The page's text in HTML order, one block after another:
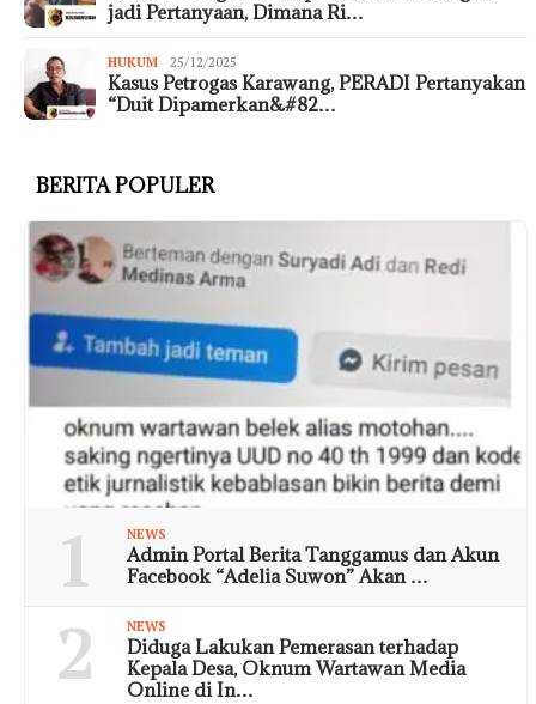
jadi Pertanyaan, Dimana Ri…
HUKUM 25/12/2025
Kasus Petrogas Karawang, PERADI Pertanyakan
“Duit Dipamerkan&#82…
BERITA POPULER
1 NEWS
Admin Portal Berita Tanggamus dan Akun
Facebook “Adelia Suwon” Akan …
2 NEWS
Diduga Lakukan Pemerasan terhadap
Kepala Desa, Oknum Wartawan Media
Online di In…